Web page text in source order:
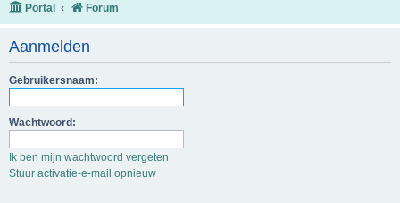
Portal Forum
Aanmelden
Gebruikersnaam:
Wachtwoord:
Ik ben mijn wachtwoord vergeten
Stuur activatie-e-mail opnieuw